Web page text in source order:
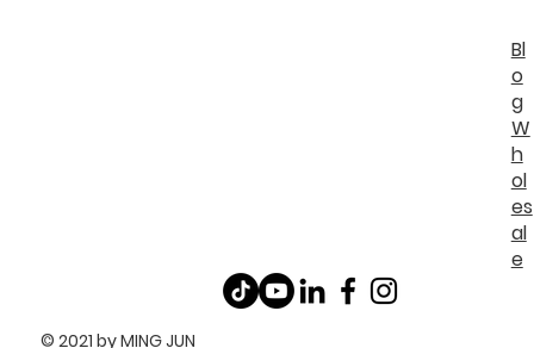
© 2021 by MING JUN
Bl
o
g
W
h
ol
es
al
e